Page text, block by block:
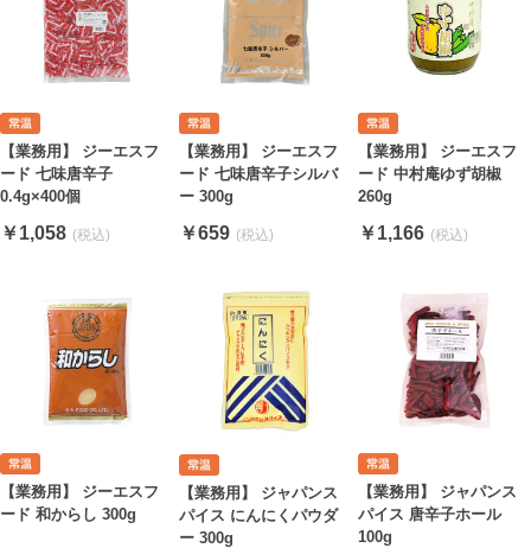
【業務用】 ジーエスフ
ード 七味唐辛子
0.4g×400個
￥1,058
【業務用】 ジーエスフ
ード 七味唐辛子シルバ
ー 300g
￥659
【業務用】 ジーエスフ
ード 中村庵ゆず胡椒
260g
￥1,166
【業務用】 ジーエスフ
ード 和からし 300g
【業務用】 ジャパンス
パイス にんにくパウダ
ー 300g
【業務用】 ジャパンス
パイス 唐辛子ホール
100g